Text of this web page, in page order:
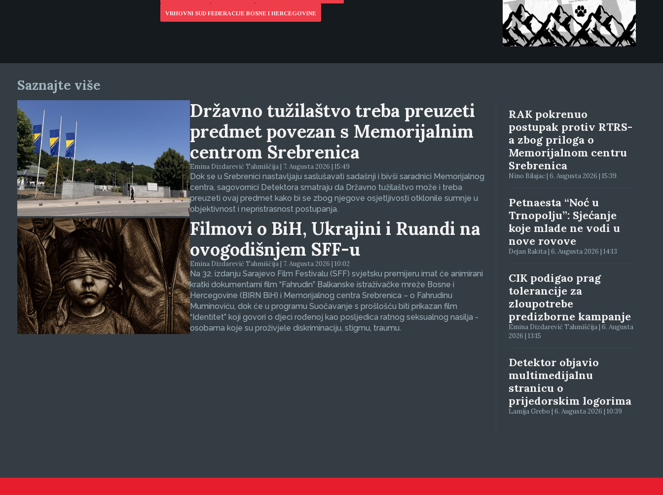
VRHOVNI SUD FEDERACIJE BOSNE I HERCEGOVINE
Saznajte više
Državno tužilaštvo treba preuzeti
predmet povezan s Memorijalnim
centrom Srebrenica
Emina Dizdarević Tahmiščija | 7. Augusta 2026 | 15:49
Dok se u Srebrenici nastavljaju saslušavati sadašnji i bivši saradnici Memorijalnog
centra, sagovornici Detektora smatraju da Državno tužilaštvo može i treba
preuzeti ovaj predmet kako bi se zbog njegove osjetljivosti otklonile sumnje u
objektivnost i nepristrasnost postupanja.
Filmovi o BiH, Ukrajini i Ruandi na
ovogodišnjem SFF-u
Emina Dizdarević Tahmiščija | 7. Augusta 2026 | 10:02
Na 32. izdanju Sarajevo Film Festivalu (SFF) svjetsku premijeru imat će animirani
kratki dokumentarni film “Fahrudin” Balkanske istraživačke mreže Bosne i
Hercegovine (BIRN BiH) i Memorijalnog centra Srebrenica – o Fahrudinu
Muminoviću, dok će u programu Suočavanje s prošlošću biti prikazan film
“Identitet” koji govori o djeci rođenoj kao posljedica ratnog seksualnog nasilja -
osobama koje su proživjele diskriminaciju, stigmu, traumu.
RAK pokrenuo
postupak protiv RTRS-
a zbog priloga o
Memorijalnom centru
Srebrenica
Nino Bilajac | 6. Augusta 2026 | 15:39
Petnaesta “Noć u
Trnopolju”: Sjećanje
koje mlade ne vodi u
nove rovove
Dejan Rakita | 6. Augusta 2026 | 14:13
CIK podigao prag
tolerancije za
zloupotrebe
predizborne kampanje
Emina Dizdarević Tahmiščija | 6. Augusta
2026 | 13:15
Detektor objavio
multimedijalnu
stranicu o
prijedorskim logorima
Lamija Grebo | 6. Augusta 2026 | 10:39